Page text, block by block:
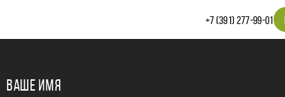
+7 (391) 277‒99‒01
ВАШЕ ИМЯ